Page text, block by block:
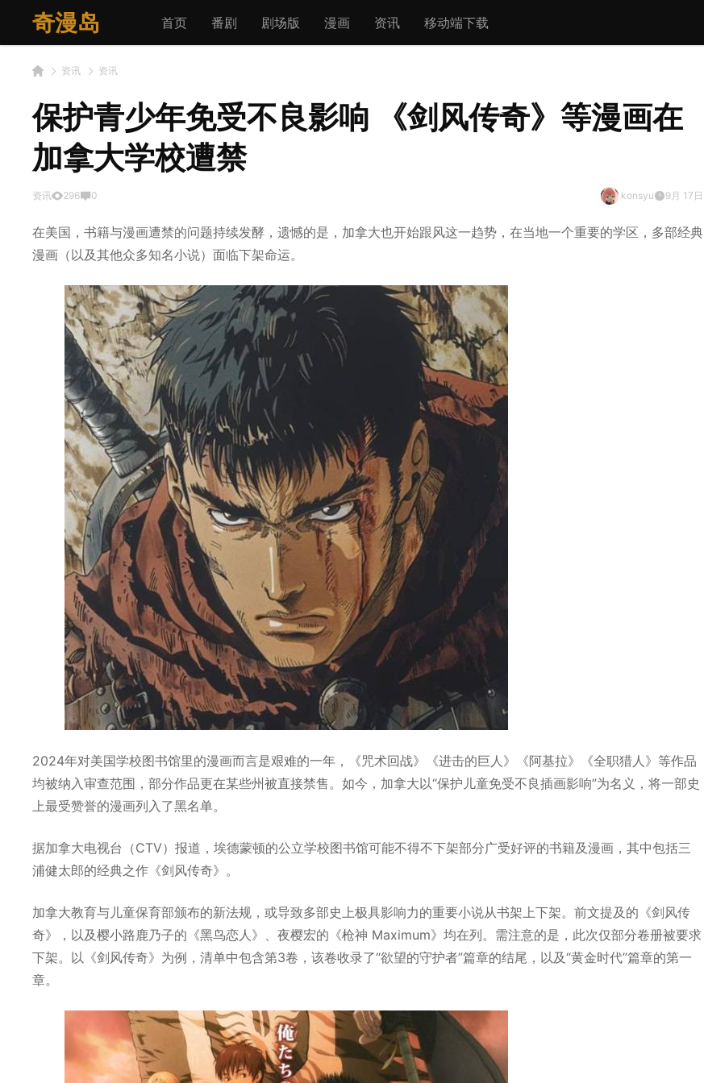
奇漫岛 首页 番剧 剧场版 漫画 资讯 移动端下载
资讯 资讯
保护青少年免受不良影响 《剑风传奇》等漫画在
加拿大学校遭禁
资讯 296 0 konsyu 9月 17日
在美国，书籍与漫画遭禁的问题持续发酵，遗憾的是，加拿大也开始跟风这一趋势，在当地一个重要的学区，多部经典
漫画（以及其他众多知名小说）面临下架命运。
2024年对美国学校图书馆里的漫画而言是艰难的一年，《咒术回战》《进击的巨人》《阿基拉》《全职猎人》等作品
均被纳入审查范围，部分作品更在某些州被直接禁售。如今，加拿大以“保护儿童免受不良插画影响”为名义，将一部史
上最受赞誉的漫画列入了黑名单。
据加拿大电视台（CTV）报道，埃德蒙顿的公立学校图书馆可能不得不下架部分广受好评的书籍及漫画，其中包括三
浦健太郎的经典之作《剑风传奇》。
加拿大教育与儿童保育部颁布的新法规，或导致多部史上极具影响力的重要小说从书架上下架。前文提及的《剑风传
奇》，以及樱小路鹿乃子的《黑鸟恋人》、夜樱宏的《枪神 Maximum》均在列。需注意的是，此次仅部分卷册被要求
下架。以《剑风传奇》为例，清单中包含第3卷，该卷收录了“欲望的守护者”篇章的结尾，以及“黄金时代”篇章的第一
章。